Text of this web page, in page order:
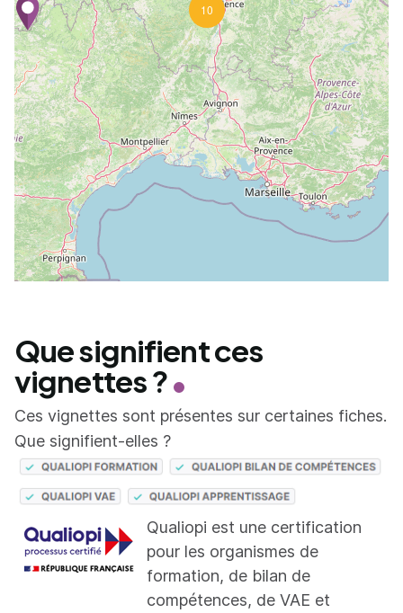
10
Que signifient ces
vignettes ?
Ces vignettes sont présentes sur certaines fiches.
Que signifient-elles ?
Qualiopi est une certification
pour les organismes de
formation, de bilan de
compétences, de VAE et